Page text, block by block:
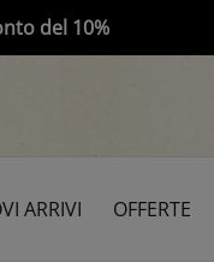
del 10%
ARRIVI OFFERTE